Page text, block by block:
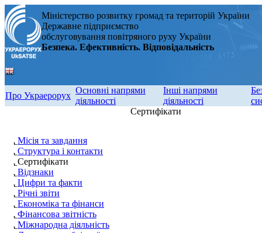
Міністерство розвитку громад та територій України
Державне підприємство
обслуговування повітряного руху України
Безпека. Ефективність. Відповідальність
Про Украерорух
Основні напрями
діяльності
Інші напрями
діяльності
Місія та завдання
Структура і контакти
Сертифікати
Відзнаки
Цифри та факти
Річні звіти
Економіка та фінанси
Фінансова звітність
Міжнародна діяльність
Сертифікати